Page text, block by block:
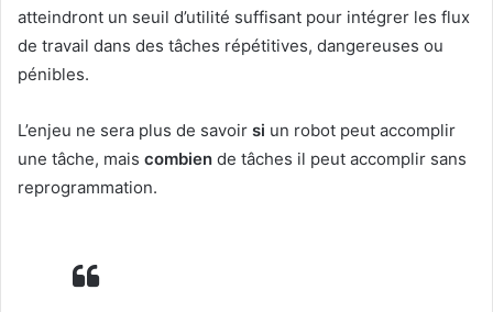
atteindront un seuil d’utilité suffisant pour intégrer les flux
de travail dans des tâches répétitives, dangereuses ou
pénibles.
L’enjeu ne sera plus de savoir si un robot peut accomplir
une tâche, mais combien de tâches il peut accomplir sans
reprogrammation.